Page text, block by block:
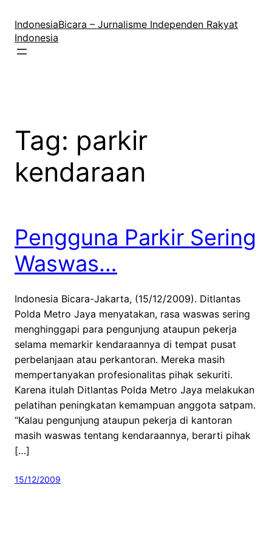
konten
IndonesiaBicara – Jurnalisme Independen Rakyat
Indonesia
Tag: parkir
kendaraan
Pengguna Parkir Sering
Waswas…
Indonesia Bicara-Jakarta, (15/12/2009). Ditlantas
Polda Metro Jaya menyatakan, rasa waswas sering
menghinggapi para pengunjung ataupun pekerja
selama memarkir kendaraannya di tempat pusat
perbelanjaan atau perkantoran. Mereka masih
mempertanyakan profesionalitas pihak sekuriti.
Karena itulah Ditlantas Polda Metro Jaya melakukan
pelatihan peningkatan kemampuan anggota satpam.
“Kalau pengunjung ataupun pekerja di kantoran
masih waswas tentang kendaraannya, berarti pihak
[…]
15/12/2009